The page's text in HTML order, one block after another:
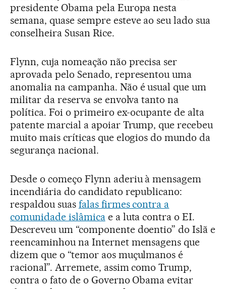
presidente Obama pela Europa nesta
semana, quase sempre esteve ao seu lado sua
conselheira Susan Rice.
Flynn, cuja nomeação não precisa ser
aprovada pelo Senado, representou uma
anomalia na campanha. Não é usual que um
militar da reserva se envolva tanto na
política. Foi o primeiro ex-ocupante de alta
patente marcial a apoiar Trump, que recebeu
muito mais críticas que elogios do mundo da
segurança nacional.
Desde o começo Flynn aderiu à mensagem
incendiária do candidato republicano:
respaldou suas falas firmes contra a
comunidade islâmicae a luta contra o EI.
Descreveu um “componente doentio” do Islã e
reencaminhou na Internet mensagens que
dizem que o “temor aos muçulmanos é
racional”. Arremete, assim como Trump,
contra o fato de o Governo Obama evitar